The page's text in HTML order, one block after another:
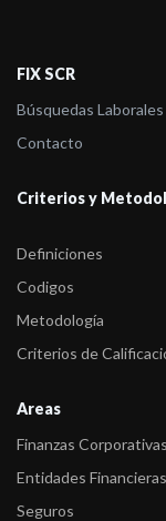
- FIX confirma la
-FIX sube la
(Sucursal Uruguay) ...
FIX SCR
Búsquedas Laborales
Contacto
Criterios y
Definiciones
Codigos
Metodología
Criterios de
Areas
Finanzas Corporativas
Entidades Financieras
Seguros